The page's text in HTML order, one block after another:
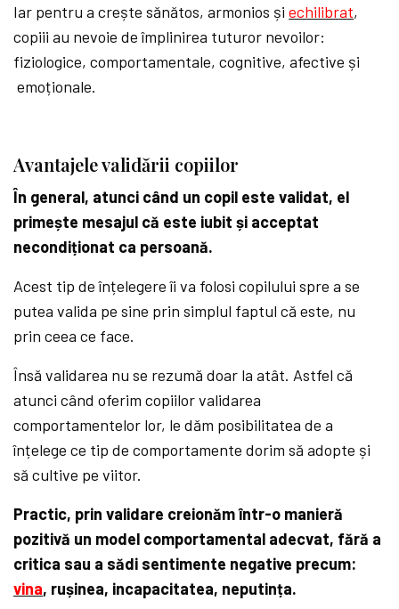
Iar pentru a crește sănătos, armonios șiechilibrat,
copiii au nevoie de împlinirea tuturor nevoilor:
fiziologice, comportamentale, cognitive, afective și
emoționale.
Avantajele validării copiilor
În general, atunci când un copil este validat, el
primește mesajul că este iubit și acceptat
necondiționat ca persoană.
Acest tip de înțelegere îi va folosi copilului spre a se
putea valida pe sine prin simplul faptul că este, nu
prin ceea ce face.
Însă validarea nu se rezumă doar la atât. Astfel că
atunci când oferim copiilor validarea
comportamentelor lor, le dăm posibilitatea de a
înțelege ce tip de comportamente dorim să adopte și
să cultive pe viitor.
Practic, prin validare creionăm într-o manieră
pozitivă un model comportamental adecvat, fără a
critica sau a sădi sentimente negative precum:
vina, rușinea, incapacitatea, neputința.